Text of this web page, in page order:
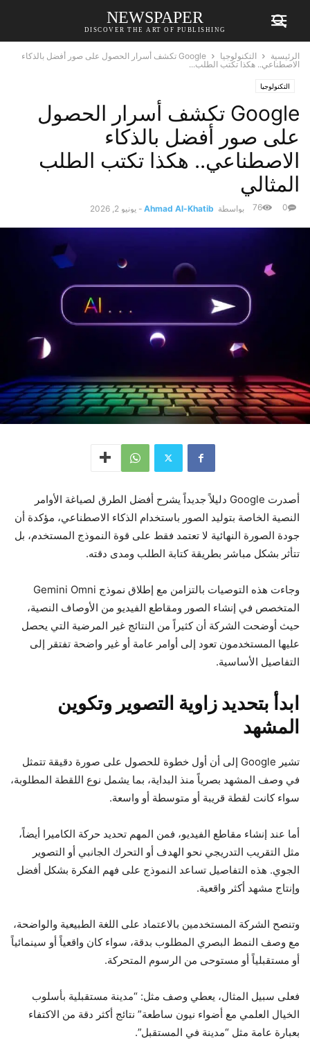
NEWSPAPER
DISCOVER THE ART OF PUBLISHING
الرئيسية التكنولوجيا
Google تكشف أسرار الحصول على صور أفضل بالذكاء
الاصطناعي.. هكذا تكتب الطلب...
التكنولوجيا
Google تكشف أسرار الحصول
على صور أفضل بالذكاء
الاصطناعي.. هكذا تكتب الطلب
المثالي
بواسطة Ahmad Al-Khatib
- يونيو 2, 2026 0
76
أصدرت Google دليلاً جديداً يشرح أفضل الطرق لصياغة الأوامر
النصية الخاصة بتوليد الصور باستخدام الذكاء الاصطناعي، مؤكدة أن
جودة الصورة النهائية لا تعتمد فقط على قوة النموذج المستخدم، بل
تتأثر بشكل مباشر بطريقة كتابة الطلب ومدى دقته.
وجاءت هذه التوصيات بالتزامن مع إطلاق نموذج Gemini Omni
المتخصص في إنشاء الصور ومقاطع الفيديو من الأوصاف النصية،
حيث أوضحت الشركة أن كثيراً من النتائج غير المرضية التي يحصل
عليها المستخدمون تعود إلى أوامر عامة أو غير واضحة تفتقر إلى
التفاصيل الأساسية.
ابدأ بتحديد زاوية التصوير وتكوين
المشهد
تشير Google إلى أن أول خطوة للحصول على صورة دقيقة تتمثل
في وصف المشهد بصرياً منذ البداية، بما يشمل نوع اللقطة المطلوبة،
سواء كانت لقطة قريبة أو متوسطة أو واسعة.
أما عند إنشاء مقاطع الفيديو، فمن المهم تحديد حركة الكاميرا أيضاً،
مثل التقريب التدريجي نحو الهدف أو التحرك الجانبي أو التصوير
الجوي. هذه التفاصيل تساعد النموذج على فهم الفكرة بشكل أفضل
وإنتاج مشهد أكثر واقعية.
وتنصح الشركة المستخدمين بالاعتماد على اللغة الطبيعية والواضحة،
مع وصف النمط البصري المطلوب بدقة، سواء كان واقعياً أو سينمائياً
أو مستقبلياً أو مستوحى من الرسوم المتحركة.
فعلى سبيل المثال، يعطي وصف مثل: “مدينة مستقبلية بأسلوب
الخيال العلمي مع أضواء نيون ساطعة” نتائج أكثر دقة من الاكتفاء
بعبارة عامة مثل “مدينة في المستقبل”.